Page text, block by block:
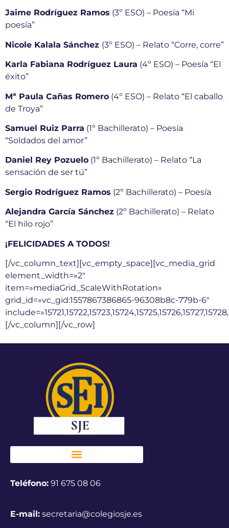
Jaime Rodríguez Ramos (3º ESO) – Poesía “Mi
poesía”
Nicole Kalala Sánchez (3º ESO) – Relato “Corre, corre”
Karla Fabiana Rodríguez Laura (4º ESO) – Poesía “El
éxito”
Mª Paula Cañas Romero (4º ESO) – Relato “El caballo
de Troya”
Samuel Ruiz Parra (1º Bachillerato) – Poesía
“Soldados del amor”
Daniel Rey Pozuelo (1º Bachillerato) – Relato “La
sensación de ser tú”
Sergio Rodríguez Ramos (2º Bachillerato) – Poesía
Alejandra García Sánchez (2º Bachillerato) – Relato
“El hilo rojo”
¡FELICIDADES A TODOS!
[/vc_column_text][vc_empty_space][vc_media_grid
element_width=»2″
item=»mediaGrid_ScaleWithRotation»
grid_id=»vc_gid:1557867386865-96308b8c-779b-6″
[/vc_column][/vc_row]
Teléfono: 91 675 08 06
E-mail: secretaria@colegiosje.es